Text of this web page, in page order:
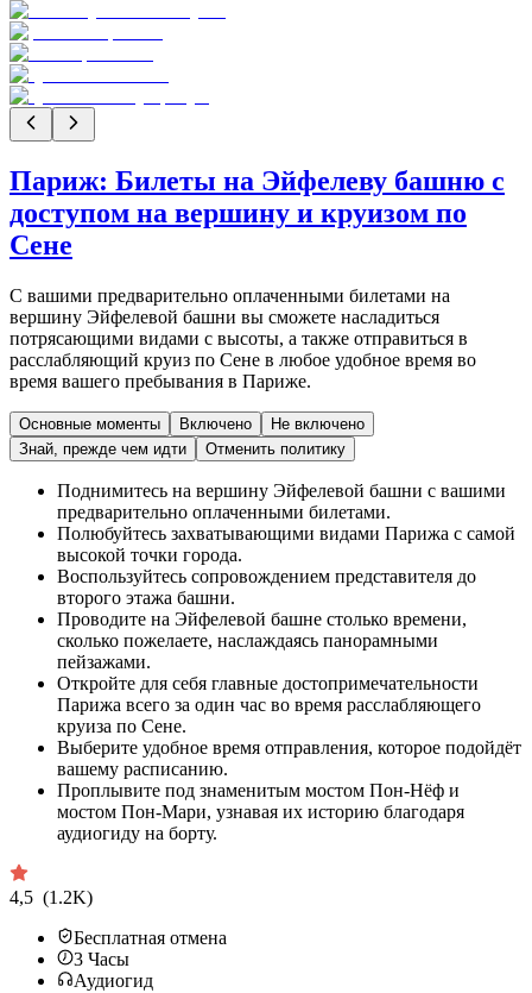
Париж: Билеты на Эйфелеву башню с
доступом на вершину и круизом по
Сене
С вашими предварительно оплаченными билетами на
вершину Эйфелевой башни вы сможете насладиться
потрясающими видами с высоты, а также отправиться в
расслабляющий круиз по Сене в любое удобное время во
время вашего пребывания в Париже.
Основные моменты Включено
Не включено
Знай, прежде чем идти
Отменить политику
Поднимитесь на вершину Эйфелевой башни с вашими
предварительно оплаченными билетами.
Полюбуйтесь захватывающими видами Парижа с самой
высокой точки города.
Воспользуйтесь сопровождением представителя до
второго этажа башни.
Проводите на Эйфелевой башне столько времени,
сколько пожелаете, наслаждаясь панорамными
пейзажами.
Откройте для себя главные достопримечательности
Парижа всего за один час во время расслабляющего
круиза по Сене.
Выберите удобное время отправления, которое подойдёт
вашему расписанию.
Проплывите под знаменитым мостом Пон-Нёф и
мостом Пон-Мари, узнавая их историю благодаря
аудиогиду на борту.
4,5 (1.2K)
Бесплатная отмена
3 Часы
Аудиогид